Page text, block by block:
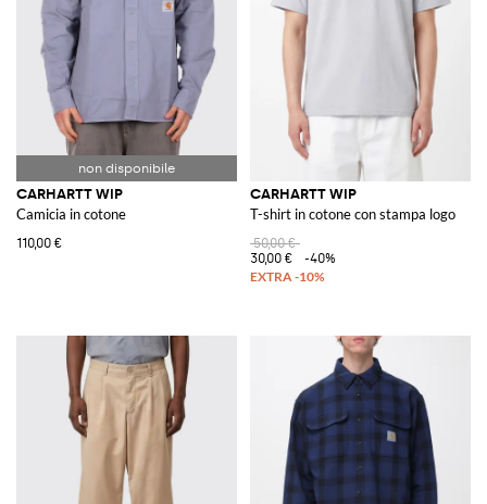
CARHARTT WIP
Camicia in cotone
110,00 €
CARHARTT WIP
T-shirt in cotone con stampa logo
50,00 €
30,00 €
-40%